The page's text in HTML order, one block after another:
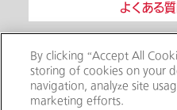
よくある
ショ
By clicking “Accept All
storing of cookies on your
navigation, analyze site
marketing efforts.